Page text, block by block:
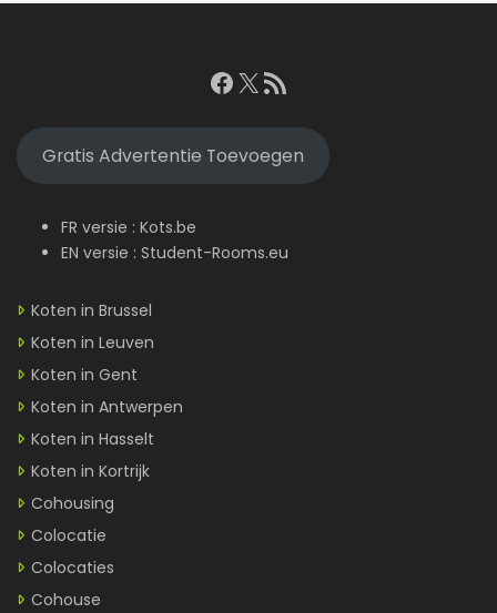
Facebook
X RSS feed
Gratis Advertentie Toevoegen
FR versie : Kots.be
EN versie : Student-Rooms.eu
Koten in Brussel
Koten in Leuven
Koten in Gent
Koten in Antwerpen
Koten in Hasselt
Koten in Kortrijk
Cohousing
Colocatie
Colocaties
Cohouse